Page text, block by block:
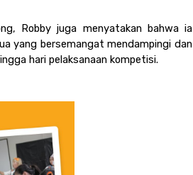
Robby juga menyatakan bahwa ia
yang bersemangat mendampingi dan
hari pelaksanaan kompetisi.